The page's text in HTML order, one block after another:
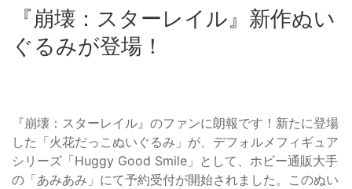
『崩壊：スターレイル』新作ぬい
ぐるみが登場！
『崩壊：スターレイル』のファンに朗報です！新たに登場
した「火花だっこぬいぐるみ」が、デフォルメフィギュア
シリーズ「Huggy Good Smile」として、ホビー通販大手
の「あみあみ」にて予約受付が開始されました。このぬい